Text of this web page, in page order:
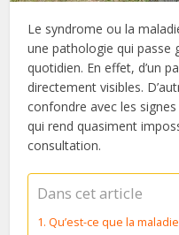
Le syndrome ou la
une pathologie qui passe
quotidien. En effet, d’un
directement visibles.
confondre avec les
qui rend quasiment
consultation.
Dans cet article
Qu’est-ce que la